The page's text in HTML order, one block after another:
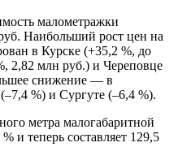
малометражки
Наибольший рост цен на
в Курске (+35,2 %, до
2,82 млн руб.) и Череповце
снижение — в
%) и Сургуте (–6,4 %).
метра малогабаритной
и теперь составляет 129,5